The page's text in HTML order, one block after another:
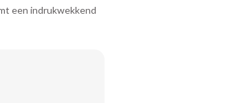
een indrukwekkend